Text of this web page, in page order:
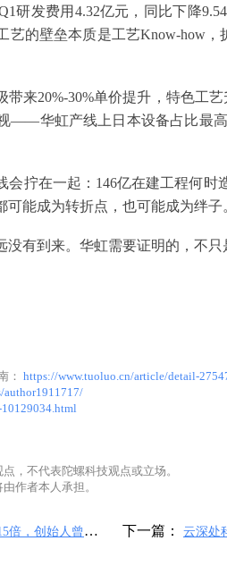
研发费用4.32亿元，同比下降
艺的壁垒本质是工艺Know-how
来20%-30%单价提升，特色工
——华虹产线上日本设备占比最
拧在一起：146亿在建工程何时
能成为转折点，也可能成为绊子
没有到来。华虹需要证明的，不
： https://www.tuoluo.cn/article/detail-
author1911717/
，不代表陀螺科技观点或立场。
作者本人承担。
倍，创始人曾套现
下一篇： 云深处